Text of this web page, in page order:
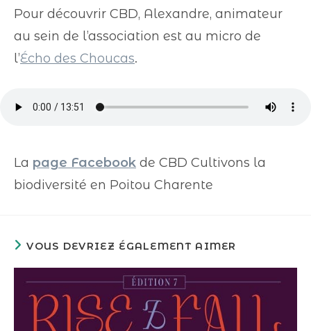
Pour découvrir CBD, Alexandre, animateur
au sein de l’association est au micro de
l’Écho des Choucas.
La page Facebook de CBD Cultivons la
biodiversité en Poitou Charente
VOUS DEVRIEZ ÉGALEMENT AIMER